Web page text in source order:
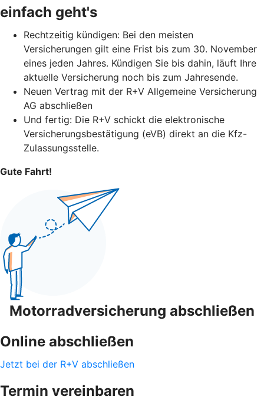
einfach geht's
Rechtzeitig kündigen: Bei den meisten
Versicherungen gilt eine Frist bis zum 30. November
eines jeden Jahres. Kündigen Sie bis dahin, läuft Ihre
aktuelle Versicherung noch bis zum Jahresende.
Neuen Vertrag mit der R+V Allgemeine Versicherung
AG abschließen
Und fertig: Die R+V schickt die elektronische
Versicherungsbestätigung (eVB) direkt an die Kfz-
Zulassungsstelle.
Gute Fahrt!
Motorradversicherung abschließen
Online abschließen
Jetzt bei der R+V abschließen
Termin vereinbaren